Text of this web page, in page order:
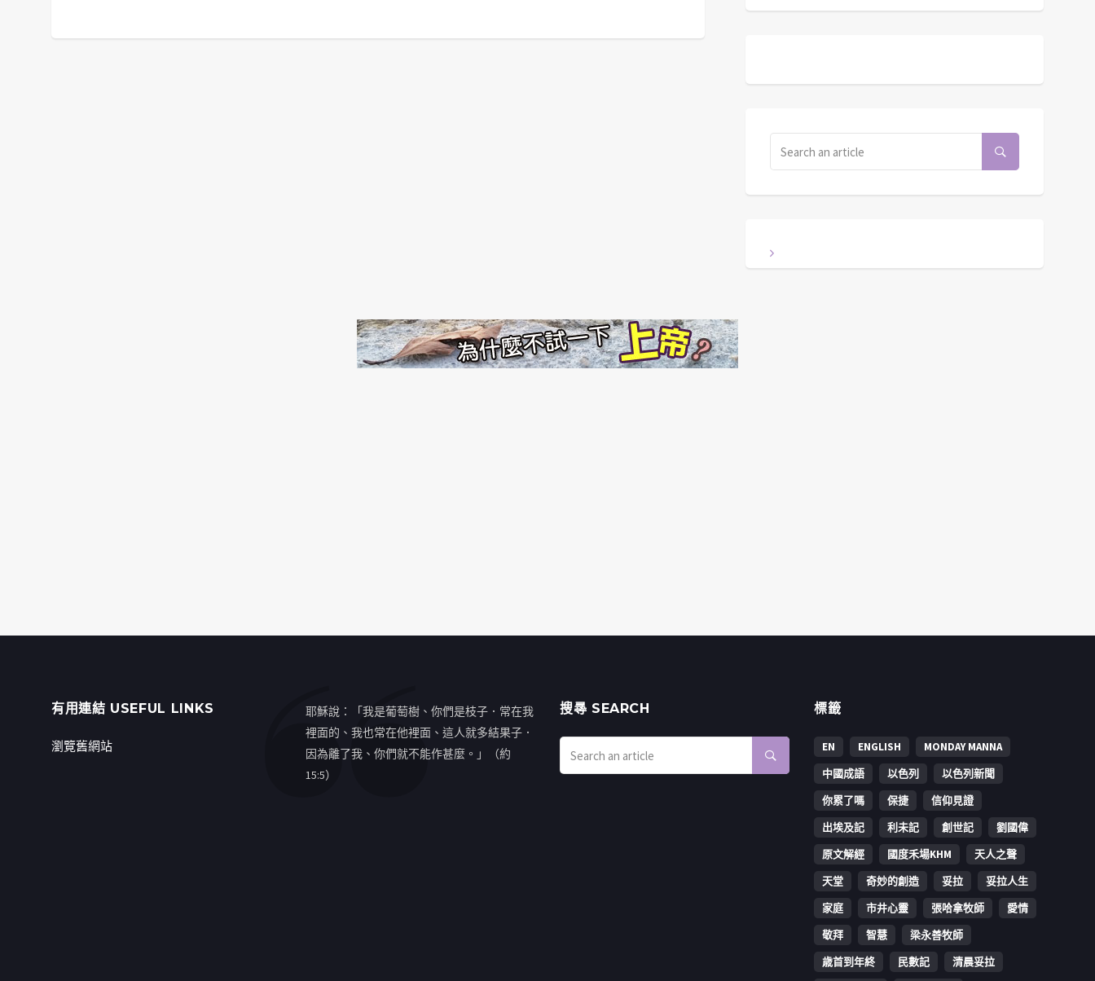
有用連結 USEFUL LINKS
瀏覽舊網站
耶穌說：「我是葡萄樹、你們是枝子．常在我
裡面的、我也常在他裡面、這人就多結果子．
因為離了我、你們就不能作甚麼。」（約
15:5）
搜㝷 SEARCH 標籤
EN ENGLISH
MONDAY MANNA
中國成語
以色列
以色列新聞
你累了嗎
保捷
信仰見證
出埃及記
利未記 創世記
劉國偉
原文解經
國度禾場KHM
天人之聲
天堂
奇妙的創造 妥拉
妥拉人生
家庭
市井心靈 張哈拿牧師
愛情
敬拜
智慧
梁永善牧師
歳首到年終
民數記 清晨妥拉